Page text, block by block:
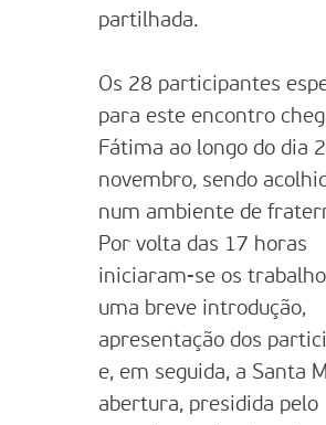
partilhada.
Os 28 participantes
para este encontro
Fátima ao longo do dia
novembro, sendo
num ambiente de
Por volta das 17 horas
iniciaram-se os
uma breve introdução,
apresentação dos
e, em seguida, a Santa
abertura, presidida pelo